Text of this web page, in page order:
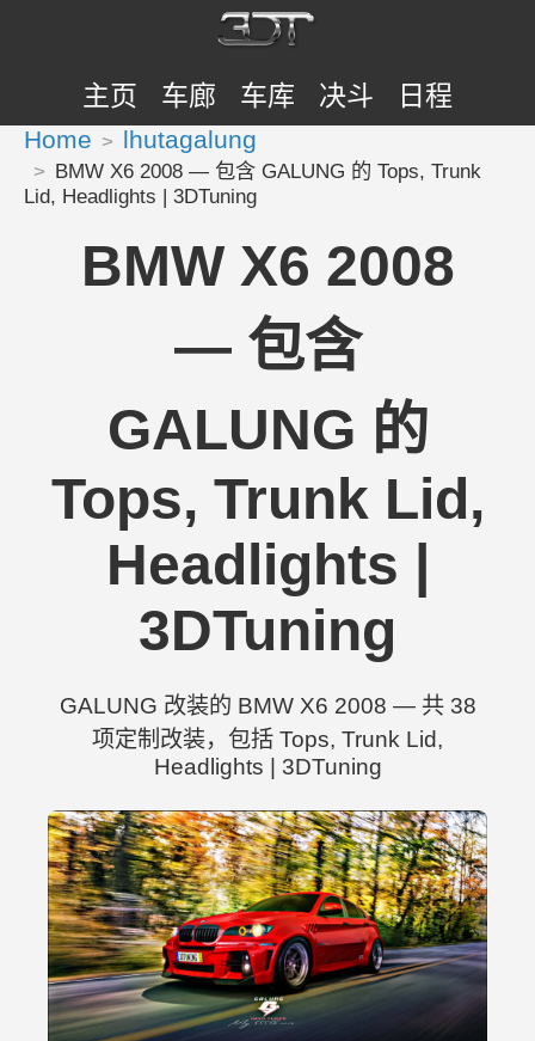
主页 车廊 车库 决斗 日程
Home lhutagalung
BMW X6 2008 — 包含 GALUNG 的 Tops, Trunk
Lid, Headlights | 3DTuning
BMW X6 2008
— 包含
GALUNG 的
Tops, Trunk Lid,
Headlights |
3DTuning
GALUNG 改装的 BMW X6 2008 — 共 38
项定制改装，包括 Tops, Trunk Lid,
Headlights | 3DTuning